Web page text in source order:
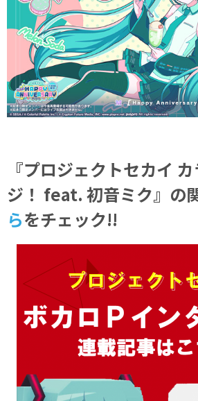
『プロジェクトセカイ
ジ！ feat. 初音ミク』の
らをチェック!!